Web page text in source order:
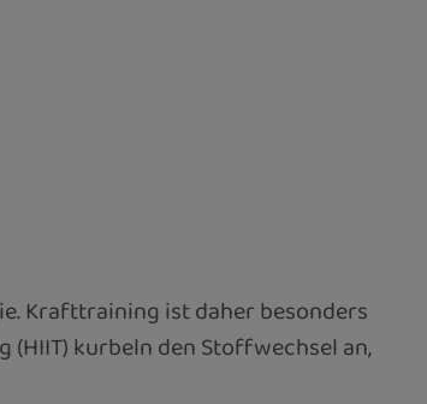
Krafttraining ist daher besonders
kurbeln den Stoffwechsel an,